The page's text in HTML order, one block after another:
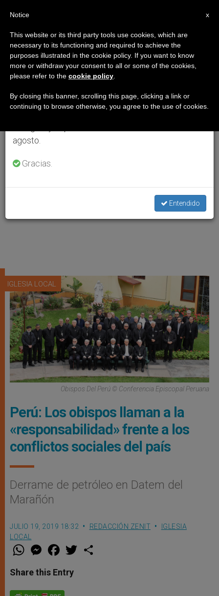
IGLESIA LOCAL
Obispos Del Perú © Conferencia Episcopal Peruana
Perú: Los obispos llaman a la
«responsabilidad» frente a los
conflictos sociales del país
Derrame de petróleo en Datem del
Marañón
JULIO 19, 2019 18:32 REDACCIÓN ZENIT
IGLESIA
LOCAL
W
t
s
p
M
e
s
e
g
F
a
e
b
o
w
Share this Entry
×
Aviso importante
Del 27 de julio al 7 de agosto haremos la pausa
anual, aprovechando que en el periodo de verano
se generan menos informaciones y también el
agosto.
Gracias.
Entendido
x
Notice
This website or its third party tools use cookies, which are
necessary to its functioning and required to achieve the
purposes illustrated in the cookie policy. If you want to know
more or withdraw your consent to all or some of the cookies,
please refer to the cookie policy
By closing this banner, scrolling this page, clicking a link or
continuing to browse otherwise, you agree to the use of cookies.